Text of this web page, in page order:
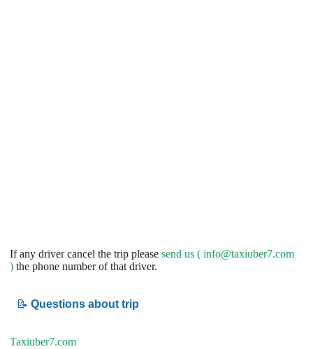
If any driver cancel the trip please send us ( info@taxiuber7.com
) the phone number of that driver.
📝 Questions about trip
Taxiuber7.com